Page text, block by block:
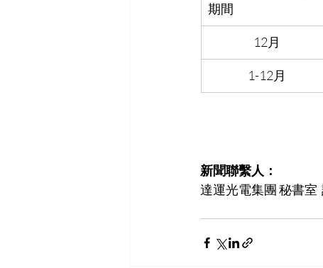
期間
12月
1-12月
新聞聯繫人：
達運光電集團 秘書室